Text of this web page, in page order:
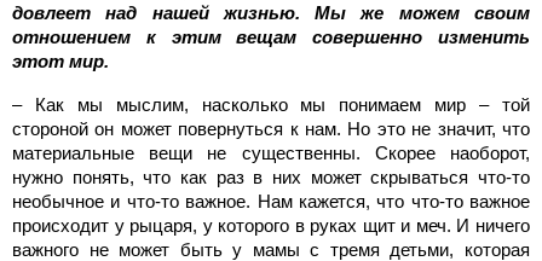
довлеет над нашей жизнью. Мы же можем своим
отношением к этим вещам совершенно изменить
этот мир.
– Как мы мыслим, насколько мы понимаем мир – той
стороной он может повернуться к нам. Но это не значит, что
материальные вещи не существенны. Скорее наоборот,
нужно понять, что как раз в них может скрываться что-то
необычное и что-то важное. Нам кажется, что что-то важное
происходит у рыцаря, у которого в руках щит и меч. И ничего
важного не может быть у мамы с тремя детьми, которая